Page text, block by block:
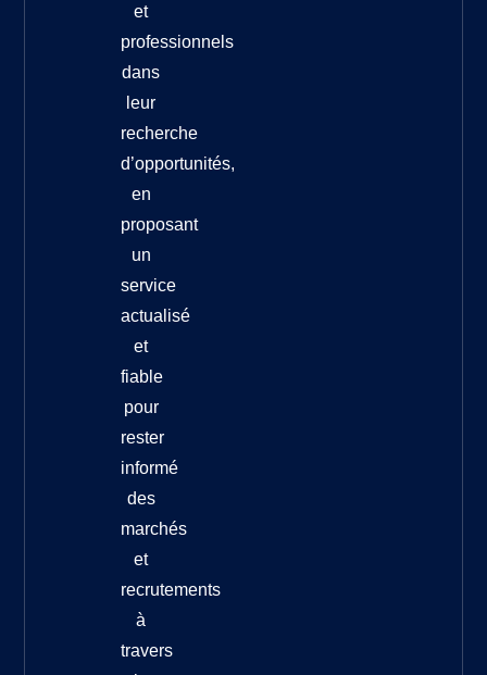
et
professionnels
dans
leur
recherche
d’opportunités,
en
proposant
un
service
actualisé
et
fiable
pour
rester
informé
des
marchés
et
recrutements
à
travers